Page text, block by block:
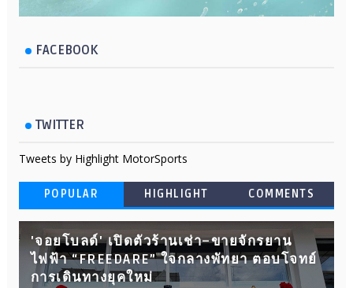
FACEBOOK
TWITTER
Tweets by Highlight MotorSports
POPULAR HIGHLIGHT COMMENTS
'จอยโบลด์' เปิดตัวร้านเช่า–ขายจักรยาน
ไฟฟ้า “FREEDARE” ใจกลางพัทยา ตอบโจทย์
การเดินทางยุคใหม่